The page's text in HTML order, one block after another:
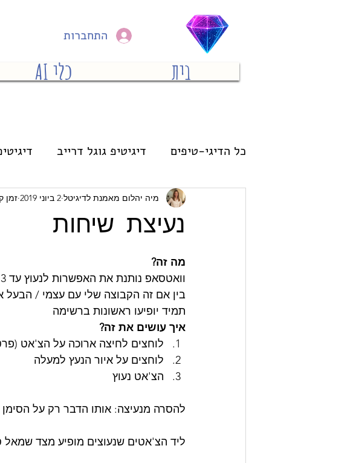
בית כלי AI
התחברות
כל הדיגי-טיפים דיגיטיפ גוגל דרייב
פיננסי אימון הרצאות
נעיצת שיחות
מיה יהלום מאמנת לדיגיטל 2 ביוני 2019 זמן
מה זה?
וואטסאפ נותנת את האפשרות לנעוץ עד 3 שיחות.
בין אם זה הקבוצה שלי עם עצמי / הבעל
תמיד יופיעו ראשונות ברשימה
איך עושים את זה?
לוחצים לחיצה ארוכה על הצ'אט
לוחצים על איור הנעץ למעלה
הצ'אט נעוץ
להסרה מנעיצה: אותו הדבר רק על
ליד הצ'אטים שנעוצים מופיע מצד שמאל